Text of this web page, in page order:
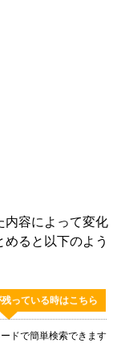
内容によって変化
ると以下のよう
っている時はこちら
ドで簡単検索できます